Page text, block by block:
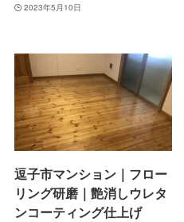
2023年5月10日
逗子市マンション｜フロー
リング研磨｜艶消しウレタ
ンコーティング仕上げ